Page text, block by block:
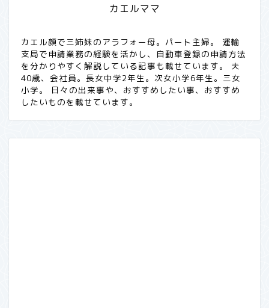
カエルママ
カエル顔で三姉妹のアラフォー母。パート主婦。 運輸
支局で申請業務の経験を活かし、自動車登録の申請方法
を分かりやすく解説している記事も載せています。 夫
40歳、会社員。長女中学2年生。次女小学6年生。三女
小学。 日々の出来事や、おすすめしたい事、おすすめ
したいものを載せています。